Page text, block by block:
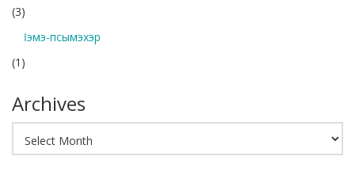
(3)
Ӏэмэ-псымэхэр
(1)
Archives